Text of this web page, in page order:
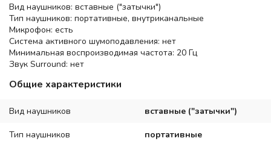
Вид наушников: вставные ("затычки")
Тип наушников: портативные, внутриканальные
Микрофон: есть
Система активного шумоподавления: нет
Минимальная воспроизводимая частота: 20 Гц
Звук Surround: нет
Общие характеристики
Вид наушников вставные ("затычки")
Тип наушников портативные